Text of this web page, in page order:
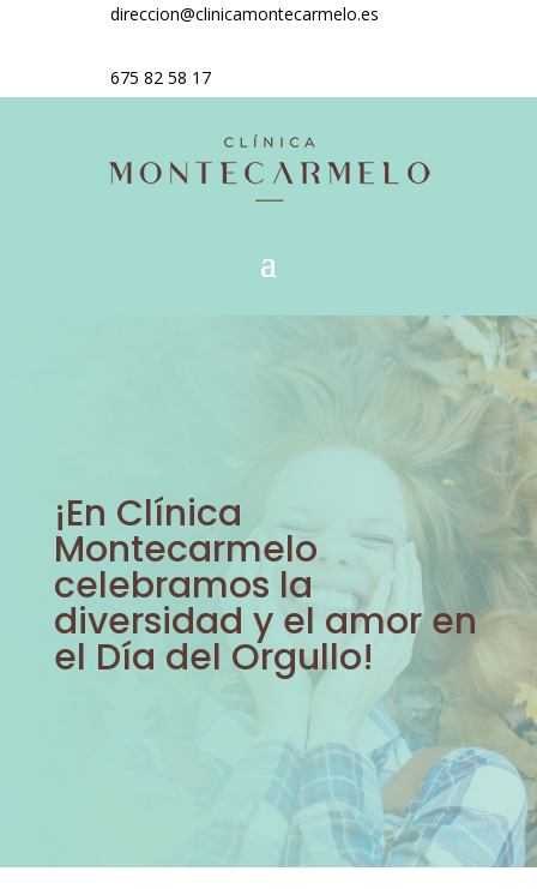
direccion@clinicamontecarmelo.es
675 82 58 17
¡En Clínica
Montecarmelo
celebramos la
diversidad y el amor en
el Día del Orgullo!